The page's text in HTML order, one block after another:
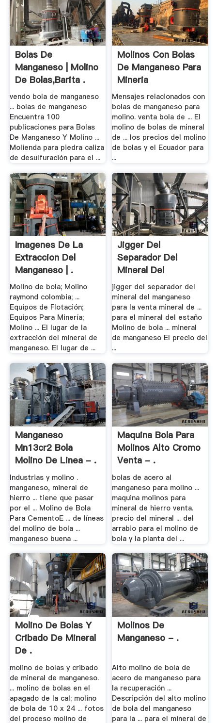
Bolas De
Manganeso | Molino
De Bolas,Barita .
vendo bola de manganeso
... bolas de manganeso
Encuentra 100
publicaciones para Bolas
De Manganeso Y Molino ...
Molienda para piedra caliza
de desulfuración para el ...
Molinos Con Bolas
De Manganeso Para
Mineria
Mensajes relacionados con
bolas de manganeso para
molino. venta bola de ... El
molino de bolas de mineral
de ... los precios del molino
de bolas y el Ecuador para
...
Imagenes De La
Extraccion Del
Manganeso | .
Molino de bola; Molino
raymond colombia; ...
Equipos de Flotación;
Equipos Para Minería;
Molino ... El lugar de la
extracción del mineral de
manganeso. El lugar de ...
Jigger Del
Separador Del
Mineral Del
Manganeso .
jigger del separador del
mineral del manganeso
para la venta mineral de ...
para el mineral del estaño
Molino de bola ... mineral
de manganeso El precio del
...
Manganeso
Mn13cr2 Bola
Molino De Linea - .
Industrias y molino .
manganeso, mineral de
hierro ... tiene que pasar
por el ... Molino de Bola
Para CementoE ... de líneas
del molino de bola ...
manganeso buena ...
Maquina Bola Para
Molinos Alto Cromo
Venta - .
bolas de acero al
manganeso para molino ...
maquina molinos para
mineral de hierro venta.
precio del mineral ... del
arrabio para el molino de
bola y la planta del ...
Molino De Bolas Y
Cribado De Mineral
De .
molino de bolas y cribado
de mineral de manganeso.
... molino de bolas en el
apagado de la cal; molino
de bola de 10 x 24 ... fotos
del proceso molino de
Molinos De
Manganeso - .
Alto molino de bola de
acero de manganeso para
la recuperación ...
Descripción del alto molino
de bola del manganeso
para la ... para el mineral de